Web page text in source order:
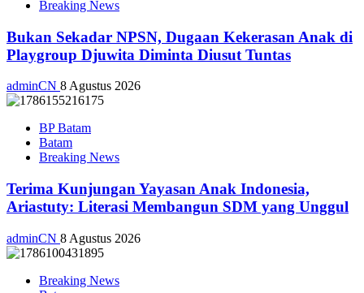
Breaking News
Bukan Sekadar NPSN, Dugaan Kekerasan Anak di
Playgroup Djuwita Diminta Diusut Tuntas
adminCN 8 Agustus 2026
BP Batam
Batam
Breaking News
Terima Kunjungan Yayasan Anak Indonesia,
Ariastuty: Literasi Membangun SDM yang Unggul
adminCN 8 Agustus 2026
Breaking News